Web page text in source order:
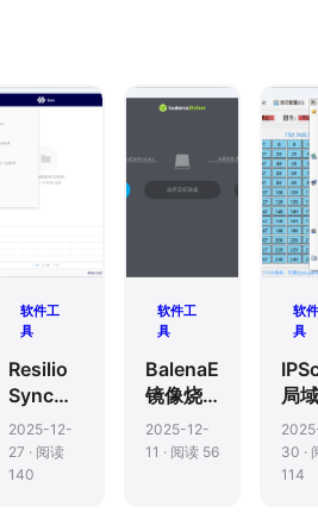
软件工
具
Resilio
Sync
(原名
BitTorrent
Sync)
2025-12-
27 · 阅读
140
软件工
具
BalenaEtcher-
镜像烧
录写盘
工具
2025-12-
11 · 阅读 56
软
具
局
扫
具
30 ·
114